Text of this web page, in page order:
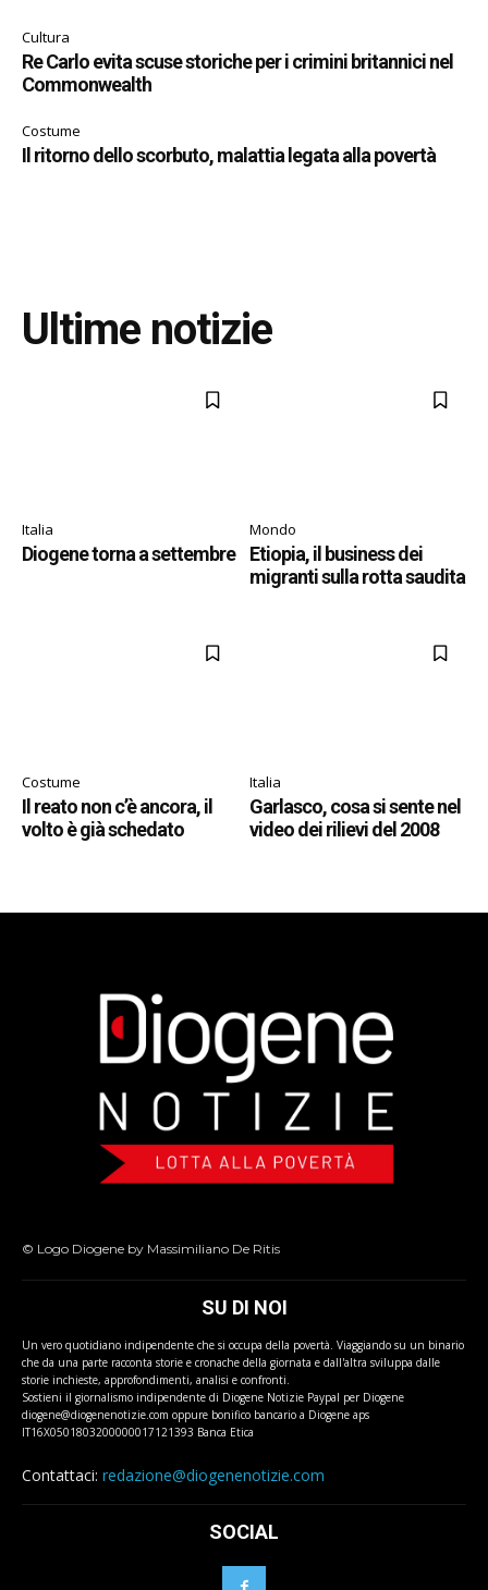
Cultura
Re Carlo evita scuse storiche per i crimini britannici nel
Commonwealth
Costume
Il ritorno dello scorbuto, malattia legata alla povertà
Ultime notizie
Italia
Diogene torna a settembre
Mondo
Etiopia, il business dei
migranti sulla rotta saudita
Costume
Il reato non c’è ancora, il
volto è già schedato
Italia
Garlasco, cosa si sente nel
video dei rilievi del 2008
© Logo Diogene by Massimiliano De Ritis
SU DI NOI
Un vero quotidiano indipendente che si occupa della povertà. Viaggiando su un binario
che da una parte racconta storie e cronache della giornata e dall'altra sviluppa dalle
storie inchieste, approfondimenti, analisi e confronti.
Sostieni il giornalismo indipendente di Diogene Notizie Paypal per Diogene
diogene@diogenenotizie.com oppure bonifico bancario a Diogene aps
IT16X0501803200000017121393 Banca Etica
Contattaci: redazione@diogenenotizie.com
SOCIAL